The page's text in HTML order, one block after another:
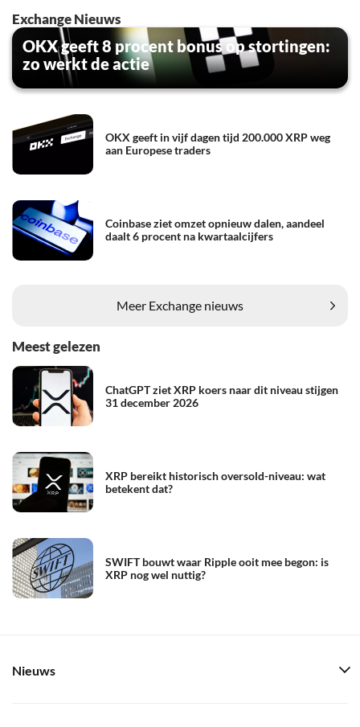
Exchange Nieuws
OKX geeft 8 procent bonus op stortingen:
zo werkt de actie
OKX geeft in vijf dagen tijd 200.000 XRP weg
aan Europese traders
Coinbase ziet omzet opnieuw dalen, aandeel
daalt 6 procent na kwartaalcijfers
Meer Exchange nieuws
Meest gelezen
ChatGPT ziet XRP koers naar dit niveau stijgen
31 december 2026
XRP bereikt historisch oversold-niveau: wat
betekent dat?
SWIFT bouwt waar Ripple ooit mee begon: is
XRP nog wel nuttig?
Nieuws